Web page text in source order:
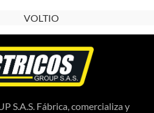
VOLTIO
S.A.S. Fábrica, comercializa y